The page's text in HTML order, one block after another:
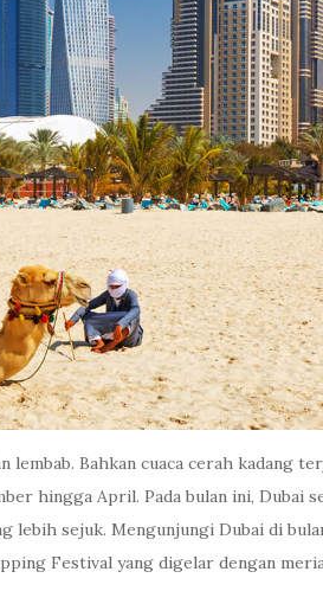
Bahkan cuaca cerah kadang
hingga April. Pada bulan ini, Dubai
lebih sejuk. Mengunjungi Dubai di
Festival yang digelar dengan